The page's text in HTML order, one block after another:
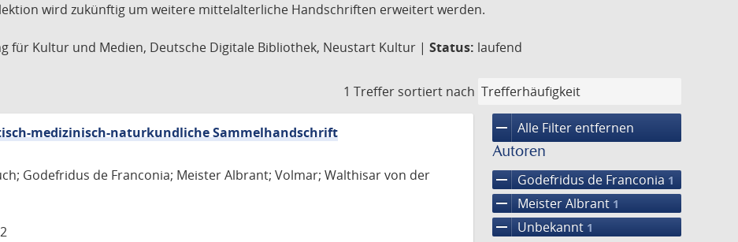
wird zukünftig um weitere mittelalterliche Handschriften erweitert werden.
für Kultur und Medien, Deutsche Digitale Bibliothek, Neustart Kultur | Status: laufend
1 Treffer sortiert nach
remove Alle Filter entfernen
Autoren
remove Godefridus de Franconia 1
remove Meister Albrant 1
remove Unbekannt 1
medizinisch-naturkundliche Sammelhandschrift
Godefridus de Franconia; Meister Albrant; Volmar; Walthisar von der